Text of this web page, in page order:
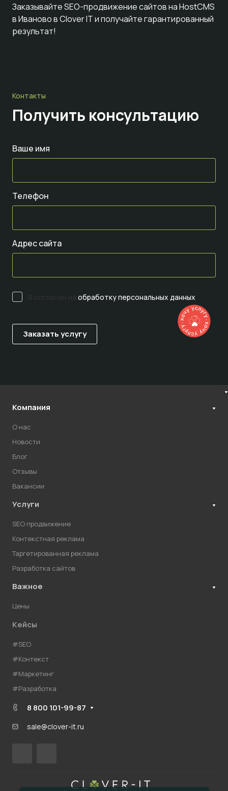
Заказывайте SEO-продвижение сайтов на HostCMS
в Иваново в Clover IT и получайте гарантированный
результат!
Контакты
Получить консультацию
Ваше имя
Телефон
Адрес сайта
Я согласен на обработку персональных данных
Компания
О нас
Новости
Блог
Отзывы
Вакансии
Услуги
SEO продвижение
Контекстная реклама
Таргетированная реклама
Разработка сайтов
Важное
Цены
Кейсы
#SEO
#Контекст
#Маркетинг
#Разработка
8 800 101-99-87
sale@clover-it.ru